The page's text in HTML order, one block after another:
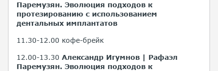
Паремузян. Эволюция подходов к
протезированию с использованием
дентальных имплантатов
11.30-12.00 кофе-брейк
12.00-13.30 Александр Игумнов | Рафаэл
Паремузян. Эволюция подходов к